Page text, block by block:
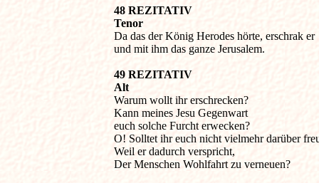
48 REZITATIV
Tenor
Da das der König Herodes hörte, erschrak er
und mit ihm das ganze Jerusalem.
49 REZITATIV
Alt
Warum wollt ihr erschrecken?
Kann meines Jesu Gegenwart
euch solche Furcht erwecken?
O! Solltet ihr euch nicht vielmehr darüber
Weil er dadurch verspricht,
Der Menschen Wohlfahrt zu verneuen?